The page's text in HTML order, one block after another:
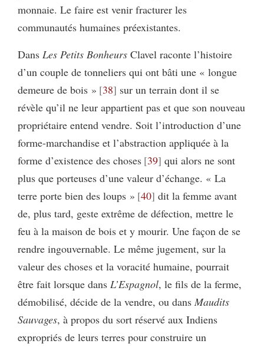
monnaie. Le faire est venir fracturer les
communautés humaines préexistantes.
Dans Les Petits Bonheurs Clavel raconte l’histoire
d’un couple de tonneliers qui ont bâti une « longue
demeure de bois » 38 sur un terrain dont il se
révèle qu’il ne leur appartient pas et que son nouveau
propriétaire entend vendre. Soit l’introduction d’une
forme-marchandise et l’abstraction appliquée à la
forme d’existence des choses 39 qui alors ne sont
plus que porteuses d’une valeur d’échange. « La
terre porte bien des loups » 40 dit la femme avant
de, plus tard, geste extrême de défection, mettre le
feu à la maison de bois et y mourir. Une façon de se
rendre ingouvernable. Le même jugement, sur la
valeur des choses et la voracité humaine, pourrait
être fait lorsque dans L’Espagnol, le fils de la ferme,
démobilisé, décide de la vendre, ou dans Maudits
Sauvages, à propos du sort réservé aux Indiens
expropriés de leurs terres pour construire un